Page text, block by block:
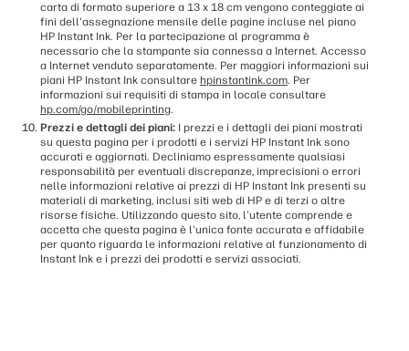
carta di formato superiore a 13 x 18 cm vengono conteggiate ai
fini dell'assegnazione mensile delle pagine incluse nel piano
HP Instant Ink. Per la partecipazione al programma è
necessario che la stampante sia connessa a Internet. Accesso
a Internet venduto separatamente. Per maggiori informazioni sui
piani HP Instant Ink consultare hpinstantink.com. Per
informazioni sui requisiti di stampa in locale consultare
hp.com/go/mobileprinting.
Prezzi e dettagli dei piani: I prezzi e i dettagli dei piani mostrati
su questa pagina per i prodotti e i servizi HP Instant Ink sono
accurati e aggiornati. Decliniamo espressamente qualsiasi
responsabilità per eventuali discrepanze, imprecisioni o errori
nelle informazioni relative ai prezzi di HP Instant Ink presenti su
materiali di marketing, inclusi siti web di HP e di terzi o altre
risorse fisiche. Utilizzando questo sito, l'utente comprende e
accetta che questa pagina è l'unica fonte accurata e affidabile
per quanto riguarda le informazioni relative al funzionamento di
Instant Ink e i prezzi dei prodotti e servizi associati.